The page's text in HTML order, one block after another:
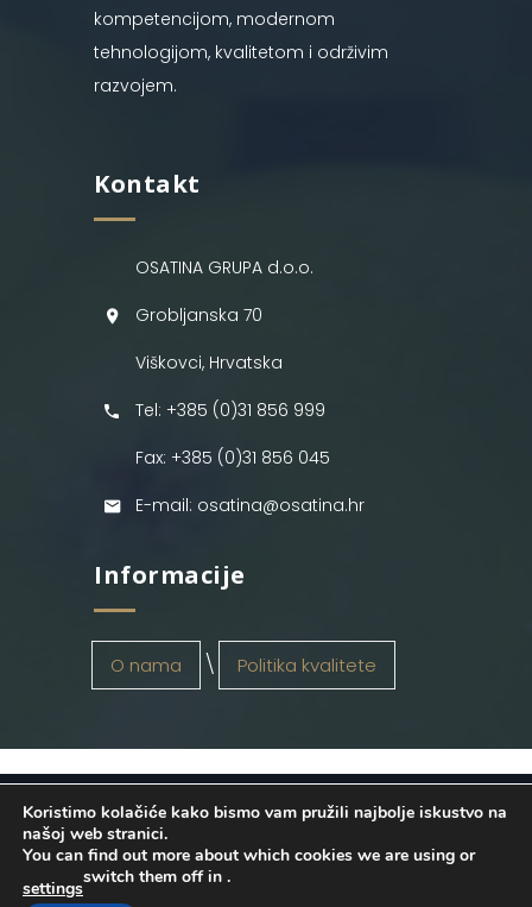
kompetencijom, modernom
tehnologijom, kvalitetom i održivim
razvojem.
Kontakt
OSATINA GRUPA d.o.o.
Grobljanska 70
Viškovci, Hrvatska
Tel: +385 (0)31 856 999
Fax: +385 (0)31 856 045
E-mail: osatina@osatina.hr
Informacije
O nama Politika kvalitete
OSATINA GRUPA d.o.o. 2026
. Configured
byINFOS Osijek. Sva prava pridržana.
Koristimo kolačiće kako bismo vam pružili najbolje iskustvo na
našoj web stranici.
You can find out more about which cookies we are using or
switch them off in
settings
.